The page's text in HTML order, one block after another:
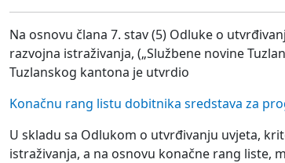
Na osnovu člana 7. stav (5) Odluke o
razvojna istraživanja, („Službene novine
Tuzlanskog kantona je utvrdio
Konačnu rang listu dobitnika sredstava za
U skladu sa Odlukom o utvrđivanju uvjeta,
istraživanja, a na osnovu konačne rang liste,